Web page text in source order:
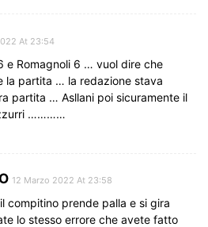
At 23:54
e Romagnoli 6 … vuol dire che
la partita … la redazione stava
partita … Asllani poi sicuramente il
…………
12 Marzo 2022 At 23:58
compitino prende palla e si gira
lo stesso errore che avete fatto